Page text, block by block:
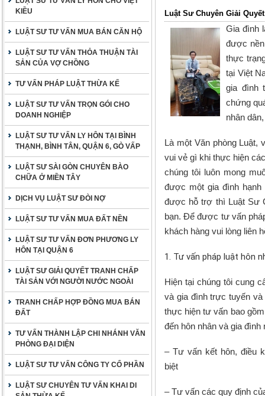
KIỀU
LUẬT SƯ TƯ VẤN MUA BÁN CĂN HỘ
LUẬT SƯ TƯ VẤN THỎA THUẬN TÀI
SẢN CỦA VỢ CHỒNG
TƯ VẤN PHÁP LUẬT THỪA KẾ
LUẬT SƯ TƯ VẤN TRỌN GÓI CHO
DOANH NGHIỆP
LUẬT SƯ TƯ VẤN LY HÔN TẠI BÌNH
THẠNH, BÌNH TÂN, QUẬN 6, GÒ VẤP
LUẬT SƯ SÀI GÒN CHUYÊN BÀO
CHỮA Ở MIỀN TÂY
DỊCH VỤ LUẬT SƯ ĐÒI NỢ
LUẬT SƯ TƯ VẤN MUA ĐẤT NỀN
LUẬT SƯ TƯ VẤN ĐƠN PHƯƠNG LY
HÔN TẠI QUẬN 6
LUẬT SƯ GIẢI QUYẾT TRANH CHẤP
TÀI SẢN VỚI NGƯỜI NƯỚC NGOÀI
TRANH CHẤP HỢP ĐỒNG MUA BÁN
ĐẤT
TƯ VẤN THÀNH LẬP CHI NHÁNH VĂN
PHÒNG ĐẠI DIỆN
LUẬT SƯ TƯ VẤN CÔNG TY CỔ PHẦN
LUẬT SƯ CHUYÊN TƯ VẤN KHAI DI
Luật Sư Chuyên Giải
Gia đình
được nền
thực
tại Việt
gia đình
chứng
nhân
Là một Văn phòng Luật,
vui vẻ gì khi thực hiện
chúng tôi luôn mong
được một gia đình
được hỗ trợ thì Luật Sư
bạn. Để được tư vấn
khách hàng vui lòng liên
1. Tư vấn pháp luật hôn
Hiện tại chúng tôi cung
và gia đình trực tuyến
thực hiện tư vấn bao
đến hôn nhân và gia
– Tư vấn kết hôn, điều
biệt
– Tư vấn các quy định